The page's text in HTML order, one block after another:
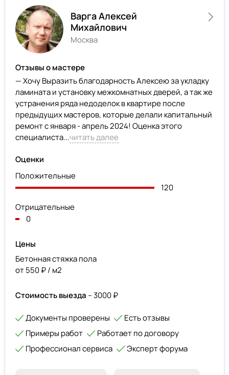
Варга Алексей
Михайлович
Москва
Отзывы о мастере
— Хочу Выразить благодарность Алексею за укладку
ламината и установку межкомнатных дверей, а так же
устранения ряда недоделок в квартире после
предыдущих мастеров, которые делали капитальный
ремонт с января - апрель 2024! Оценка этого
специалиста...читать далее
Оценки
Положительные
120
Отрицательные
0
Цены
Бетонная стяжка пола
от 550 ₽ / м2
Стоимость выезда – 3000 ₽
Документы проверены
Есть отзывы
Примеры работ
Работает по договору
Профессионал сервиса
Эксперт форума